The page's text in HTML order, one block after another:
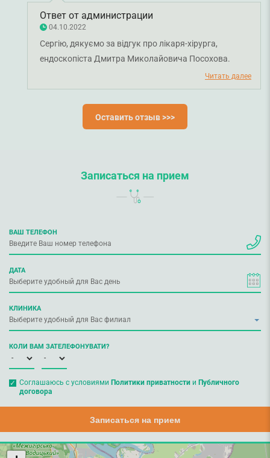
Ответ от администрации
04.10.2022
Сергію, дякуємо за відгук про лікаря-хірурга,
ендоскопіста Дмитра Миколайовича Посохова.
Читать далее
Оставить отзыв >>>
Записаться на прием
ВАШ ТЕЛЕФОН
ДАТА
КЛИНИКА
КОЛИ ВАМ ЗАТЕЛЕФОНУВАТИ?
Соглашаюсь с условиями Политики приватностии Публичного
договора
Записаться на прием